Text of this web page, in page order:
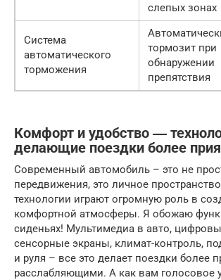
слепых зонах
Система
автоматического
торможения
тормозит при
обнаружении
препятствия
Комфорт и удобство ―
делающие поездки более
Современный автомобиль – это не
передвижения, это личное
технологии играют огромную роль в
комфортной атмосферы. Я обожаю
сиденьях! Мультимедиа в авто,
сенсорные экраны, климат-контроль,
и руля – все это делает поездки более
расслабляющими. А как вам голосовое